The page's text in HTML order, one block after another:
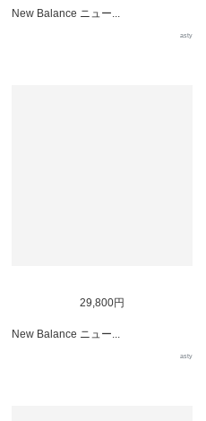
New Balance ニュー...
asty
29,800円
New Balance ニュー...
asty